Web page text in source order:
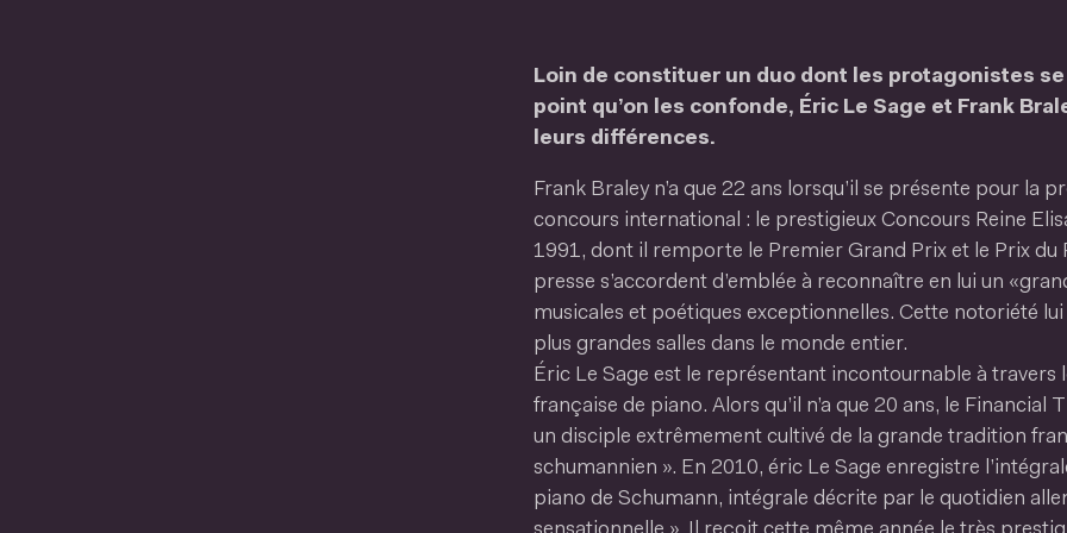
Loin de constituer un duo dont les protagonistes
point qu’on les confonde, Éric Le Sage et Frank
leurs différences.
Frank Braley n’a que 22 ans lorsqu’il se présente pour la
concours international : le prestigieux Concours Reine
1991, dont il remporte le Premier Grand Prix et le Prix du
presse s’accordent d’emblée à reconnaître en lui un
musicales et poétiques exceptionnelles. Cette notoriété
plus grandes salles dans le monde entier.
Éric Le Sage est le représentant incontournable à travers
française de piano. Alors qu’il n’a que 20 ans, le Financial
un disciple extrêmement cultivé de la grande tradition
schumannien ». En 2010, éric Le Sage enregistre
piano de Schumann, intégrale décrite par le quotidien